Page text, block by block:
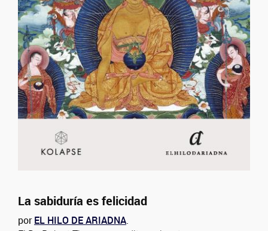
La sabiduría es felicidad
porEL HILO DE ARIADNA.